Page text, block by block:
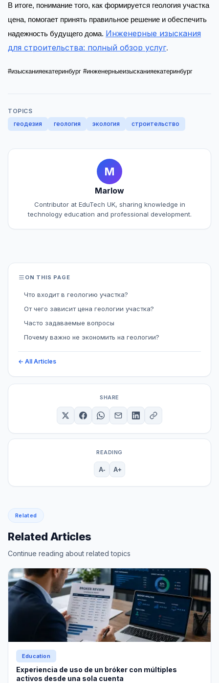
В итоге, понимание того, как формируется геология участка
цена, помогает принять правильное решение и обеспечить
надежность будущего дома. Инженерные изыскания
для строительства: полный обзор услуг.
#изысканияекатеринбург #инженерныеизысканияекатеринбург
TOPICS
геодезия
геология экология строительство
M
Marlow
Contributor at EduTech UK, sharing knowledge in
technology education and professional development.
ON THIS PAGE
Что входит в геологию участка?
От чего зависит цена геологии участка?
Часто задаваемые вопросы
Почему важно не экономить на геологии?
← All Articles
SHARE
READING
A- A+
Related
Related Articles
Continue reading about related topics
Education
Experiencia de uso de un bróker con múltiples
activos desde una sola cuenta